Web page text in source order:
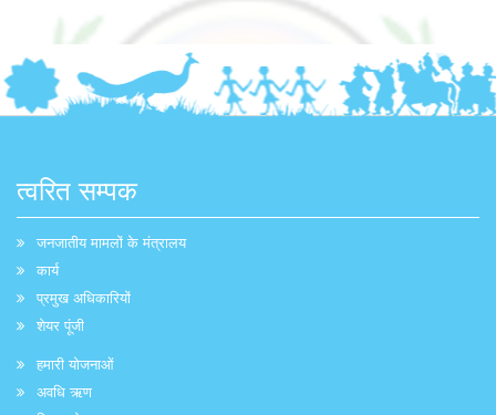
त्वरित सम्पक
जनजातीय मामलों के मंत्रालय
कार्य
प्रमुख अधिकारियों
शेयर पूंजी
हमारी योजनाओं
अवधि ऋण